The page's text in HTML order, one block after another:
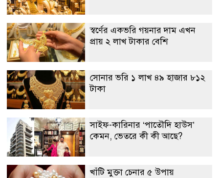
স্বর্ণের একভরি গয়নার দাম এখন
প্রায় ২ লাখ টাকার বেশি
সোনার ভরি ১ লাখ ৪৯ হাজার ৮১২
টাকা
সাইফ-কারিনার ‘পাতৌদি হাউস’
কেমন, ভেতরে কী কী আছে?
খাঁটি মুক্তা চেনার ৫ উপায়